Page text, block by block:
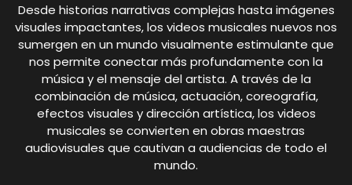
Desde historias narrativas complejas hasta imágenes
visuales impactantes, los videos musicales nuevos nos
sumergen en un mundo visualmente estimulante que
nos permite conectar más profundamente con la
música y el mensaje del artista. A través de la
combinación de música, actuación, coreografía,
efectos visuales y dirección artística, los videos
musicales se convierten en obras maestras
audiovisuales que cautivan a audiencias de todo el
mundo.